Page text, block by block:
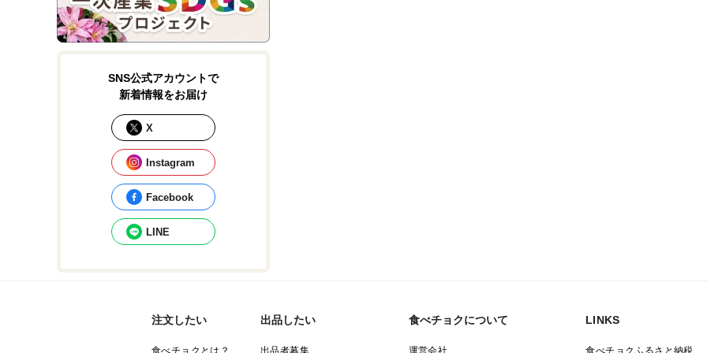
SNS公式アカウントで
新着情報をお届け
X
Instagram
Facebook
LINE
注文したい 出品したい 食べチョクについて LINKS